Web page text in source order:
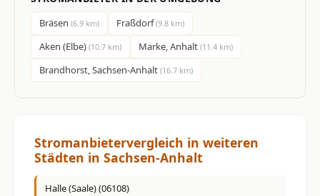
Bräsen (6.9 km) Fraßdorf(9.8 km)
Aken (Elbe) (10.7 km) Marke, Anhalt (11.4 km)
Brandhorst, Sachsen-Anhalt (16.7 km)
Stromanbietervergleich in weiteren
Städten in Sachsen-Anhalt
Halle (Saale) (06108)